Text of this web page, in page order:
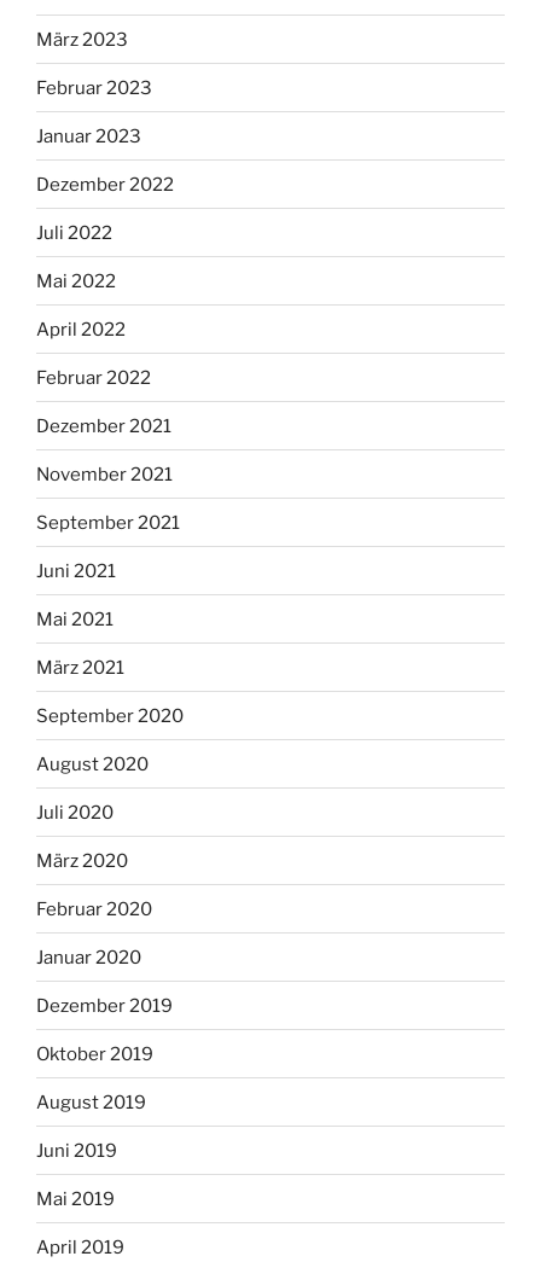
März 2023
Februar 2023
Januar 2023
Dezember 2022
Juli 2022
Mai 2022
April 2022
Februar 2022
Dezember 2021
November 2021
September 2021
Juni 2021
Mai 2021
März 2021
September 2020
August 2020
Juli 2020
März 2020
Februar 2020
Januar 2020
Dezember 2019
Oktober 2019
August 2019
Juni 2019
Mai 2019
April 2019